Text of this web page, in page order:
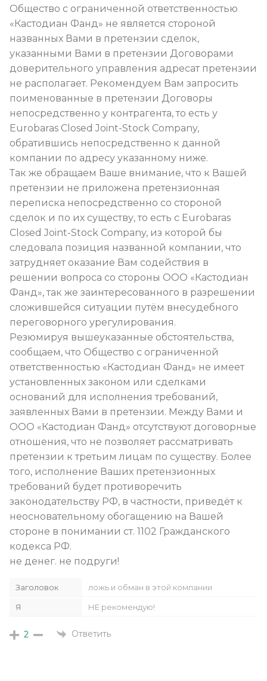
Общество с ограниченной ответственностью
«Кастодиан Фанд» не является стороной
названных Вами в претензии сделок,
указанными Вами в претензии Договорами
доверительного управления адресат претензии
не располагает. Рекомендуем Вам запросить
поименованные в претензии Договоры
непосредственно у контрагента, то есть у
Eurobaras Closed Joint-Stock Company,
обратившись непосредственно к данной
компании по адресу указанному ниже.
Так же обращаем Ваше внимание, что к Вашей
претензии не приложена претензионная
переписка непосредственно со стороной
сделок и по их существу, то есть с Eurobaras
Closed Joint-Stock Company, из которой бы
следовала позиция названной компании, что
затрудняет оказание Вам содействия в
решении вопроса со стороны ООО «Кастодиан
Фанд», так же заинтересованного в разрешении
сложившейся ситуации путём внесудебного
переговорного урегулирования.
Резюмируя вышеуказанные обстоятельства,
сообщаем, что Общество с ограниченной
ответственностью «Кастодиан Фанд» не имеет
установленных законом или сделками
оснований для исполнения требований,
заявленных Вами в претензии. Между Вами и
ООО «Кастодиан Фанд» отсутствуют договорные
отношения, что не позволяет рассматривать
претензии к третьим лицам по существу. Более
того, исполнение Ваших претензионных
требований будет противоречить
законодательству РФ, в частности, приведёт к
неосновательному обогащению на Вашей
стороне в понимании ст. 1102 Гражданского
кодекса РФ.
не денег. не подруги!
Заголовок ложь и обман в этой компании
Я НЕ рекомендую!
2 Ответить